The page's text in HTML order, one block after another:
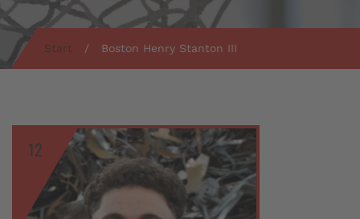
Start / Boston Henry Stanton III
12